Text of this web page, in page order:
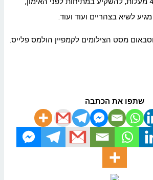
לשיא בצהריים ועוד ועוד.
מסט הצילומים לקמפיין הולמס פלייס.
שתפו את הכתבה